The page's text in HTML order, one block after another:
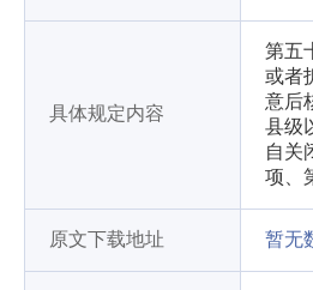
具体规定内容
第五
或者
意后
县级
自关
项、
原文下载地址 暂无